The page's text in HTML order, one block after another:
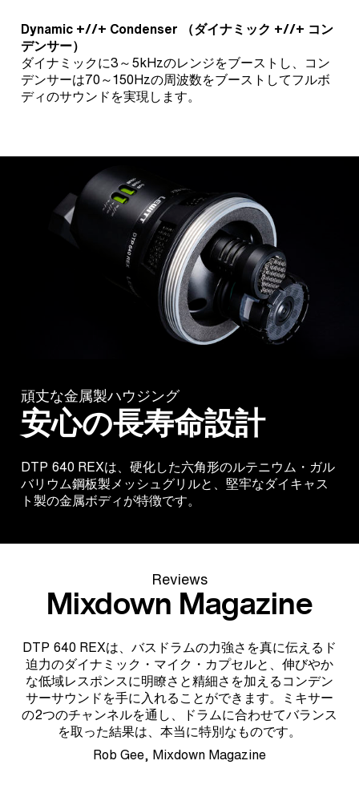
Dynamic +//+ Condenser （ダイナミック +//+ コン
デンサー）
ダイナミックに3～5kHzのレンジをブーストし、コン
デンサーは70～150Hzの周波数をブーストしてフルボ
ディのサウンドを実現します。
頑丈な金属製ハウジング
安心の長寿命設計
DTP 640 REXは、硬化した六角形のルテニウム・ガル
バリウム鋼板製メッシュグリルと、堅牢なダイキャス
ト製の金属ボディが特徴です。
Reviews
Mixdown Magazine
DTP 640 REXは、バスドラムの力強さを真に伝えるド
迫力のダイナミック・マイク・カプセルと、伸びやか
な低域レスポンスに明瞭さと精細さを加えるコンデン
サーサウンドを手に入れることができます。ミキサー
の2つのチャンネルを通し、ドラムに合わせてバランス
を取った結果は、本当に特別なものです。
Rob Gee, Mixdown Magazine